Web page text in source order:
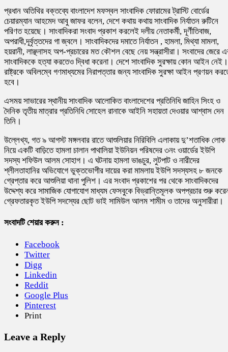
প্রধান অতিথির বক্তব্যে বাংলাদেশ মফস্বল সাংবাদিক ফোরামের ট্রাস্টি বোর্ডের
চেয়ারম্যান আহমেদ আবু জাফর বলেন, দেশে কথায় কথায় সাংবাদিক নির্যাতন রুটিনে
পরিণত হয়েছে। সাংবাদিকরা সংবাদ প্রকাশ করলেই দলীয় নেতাকর্মী, দূর্ণীতিবাজ,
অপরাধী,দূর্বৃত্তদের গা জ্বলে। সাংবাদিকদের দমাতে নির্যাতন , হামলা, মিথ্যা মামলা,
হয়রানী, লাঞ্ছনাসহ অপ-প্রচারের মত কৌশল বেছে নেয় সন্ত্রাসীরা। সংবাদের জেরে
সাংবাদিককে হত্যা করতেও দ্বিধা করেনা। দেশে সাংবাদিক সুরক্ষায় কোন আইন নেই।
রাষ্ট্রকে অবিলম্বে গণমাধ্যমের নিরাপত্তার জন্য সাংবাদিক সুরক্ষা আইন প্রণয়ন
হবে।
এসময় সাভারের স্থানীয় সাংবাদিক আলোকিত বাংলাদেশের প্রতিনিধি জাহিন সিংহ ও
দৈনিক তৃতীয় মাত্রার প্রতিনিধি সোহেল রানাকে আইনি সহায়তা দেওয়ার আশ্বাস দেন
তিনি।
উল্লেখ্য, গত ৯ আগস্ট মঙ্গলবার রাতে আশুলিয়ার নিরিবিলি এলাকায় দু’শতাধিক লোক
নিয়ে একটি বাড়িতে হামলা চালান পাথালিয়া ইউনিয়ন পরিষদের ৩নং ওয়ার্ডের ইউপি
সদস্য শফিউল আলম সোহাগ। এ ঘটনায় হামলা ভাঙচুর, লুটপাট ও নারীদের
শ্লীলতাহানির অভিযোগে ভুক্তভোগীর দায়ের করা মামলায় ইউপি সদস্যসহ ৮ জনকে
গ্রেপ্তার করে আশুলিয়া থানা পুলিশ। এর সংবাদ প্রকাশের পর থেকে সাংবাদিকদের
উদ্দেশ্য করে সামাজিক যোগাযোগ মাধ্যম ফেসবুকে বিভ্রান্তিমূলক অপপ্রচার শুরু
গ্রেফতারকৃত ইউপি সদস্যের ছোট ভাই সামিউল আলম শামীম ও তাদের অনুসারীরা।
সংবাদটি শেয়ার করুন :
Facebook
Twitter
Digg
Linkedin
Reddit
Google Plus
Pinterest
Print
Leave a Reply